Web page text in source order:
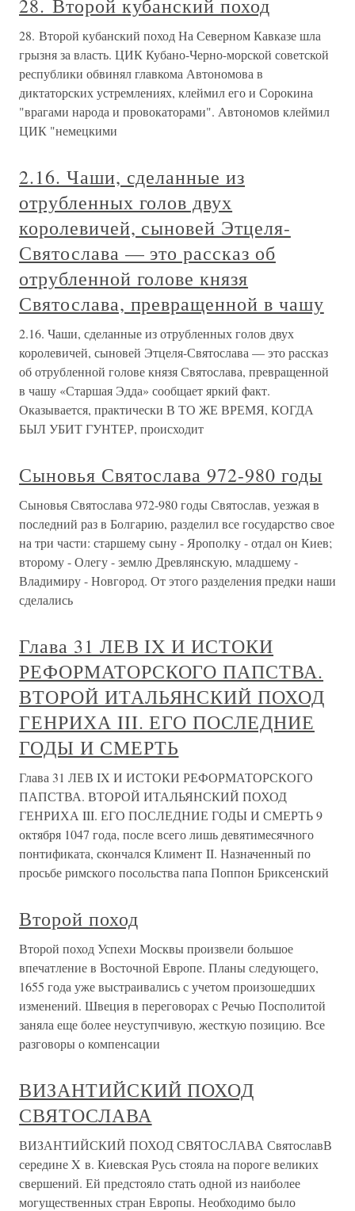
28. Второй кубанский поход
28. Второй кубанский поход На Северном Кавказе шла
грызня за власть. ЦИК Кубано-Черно-морской советской
республики обвинял главкома Автономова в
диктаторских устремлениях, клеймил его и Сорокина
"врагами народа и провокаторами". Автономов клеймил
ЦИК "немецкими
2.16. Чаши, сделанные из
отрубленных голов двух
королевичей, сыновей Этцеля-
Святослава — это рассказ об
отрубленной голове князя
Святослава, превращенной в чашу
2.16. Чаши, сделанные из отрубленных голов двух
королевичей, сыновей Этцеля-Святослава — это рассказ
об отрубленной голове князя Святослава, превращенной
в чашу «Старшая Эдда» сообщает яркий факт.
Оказывается, практически В ТО ЖЕ ВРЕМЯ, КОГДА
БЫЛ УБИТ ГУНТЕР, происходит
Сыновья Святослава 972-980 годы
Сыновья Святослава 972-980 годы Святослав, уезжая в
последний раз в Болгарию, разделил все государство свое
на три части: старшему сыну - Ярополку - отдал он Киев;
второму - Олегу - землю Древлянскую, младшему -
Владимиру - Новгород. От этого разделения предки наши
сделались
Глава 31 ЛЕВ IX И ИСТОКИ
РЕФОРМАТОРСКОГО ПАПСТВА.
ВТОРОЙ ИТАЛЬЯНСКИЙ ПОХОД
ГЕНРИХА III. ЕГО ПОСЛЕДНИЕ
ГОДЫ И СМЕРТЬ
Глава 31 ЛЕВ IX И ИСТОКИ РЕФОРМАТОРСКОГО
ПАПСТВА. ВТОРОЙ ИТАЛЬЯНСКИЙ ПОХОД
ГЕНРИХА III. ЕГО ПОСЛЕДНИЕ ГОДЫ И СМЕРТЬ 9
октября 1047 года, после всего лишь девятимесячного
понтификата, скончался Климент II. Назначенный по
просьбе римского посольства папа Поппон Бриксенский
Второй поход
Второй поход Успехи Москвы произвели большое
впечатление в Восточной Европе. Планы следующего,
1655 года уже выстраивались с учетом произошедших
изменений. Швеция в переговорах с Речью Посполитой
заняла еще более неуступчивую, жесткую позицию. Все
разговоры о компенсации
ВИЗАНТИЙСКИЙ ПОХОД
СВЯТОСЛАВА
ВИЗАНТИЙСКИЙ ПОХОД СВЯТОСЛАВА СвятославВ
середине X в. Киевская Русь стояла на пороге великих
свершений. Ей предстояло стать одной из наиболее
могущественных стран Европы. Необходимо было